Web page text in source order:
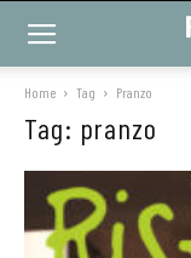
Home Tag Pranzo
Tag: pranzo